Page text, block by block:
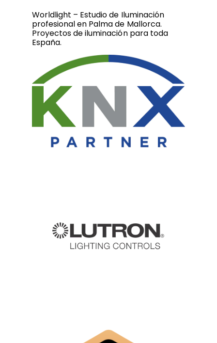
Worldlight – Estudio de Iluminación
profesional en Palma de Mallorca.
Proyectos de iluminación para toda
España.